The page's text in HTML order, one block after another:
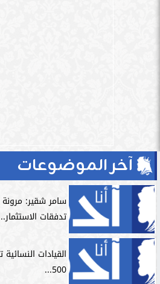
آخر الموضوعات
سامر شقير: مرونة
تدفقات
القيادات
500...